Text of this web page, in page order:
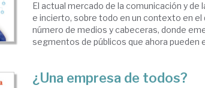
El actual mercado de la comunicación y de
e incierto, sobre todo en un contexto en el
número de medios y cabeceras, donde
segmentos de públicos que ahora pueden
¿Una empresa de todos?